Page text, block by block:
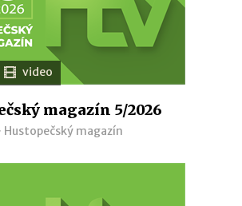
video
magazín 5/2026
Hustopečský magazín